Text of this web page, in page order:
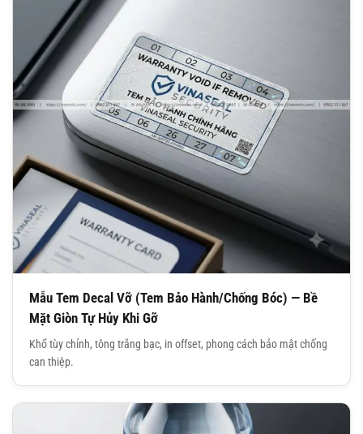
Mẫu Tem Decal Vỡ (Tem Bảo Hành/Chống Bóc) — Bề
Mặt Giòn Tự Hủy Khi Gỡ
Khổ tùy chỉnh, tông trắng bạc, in offset, phong cách bảo mật chống
can thiệp.